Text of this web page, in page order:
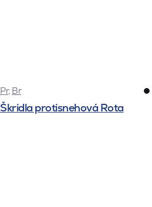
Pr, Br
Škridla protisnehová Rota